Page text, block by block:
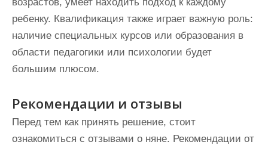
ребенку. Квалификация также играет важную роль:
наличие специальных курсов или образования в
области педагогики или психологии будет
большим плюсом.
Рекомендации и отзывы
Перед тем как принять решение, стоит
ознакомиться с отзывами о няне. Рекомендации от